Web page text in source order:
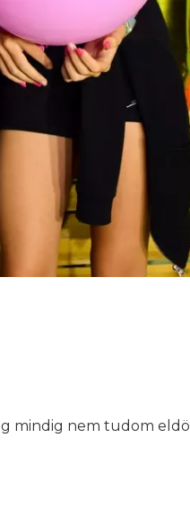
mindig nem tudom